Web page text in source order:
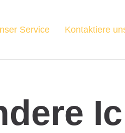
Service Kontaktiere